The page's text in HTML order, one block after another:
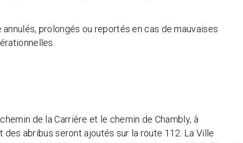
prolongés ou reportés en cas de mauvaises
de la Carrière et le chemin de Chambly, à
abribus seront ajoutés sur la route 112. La Ville